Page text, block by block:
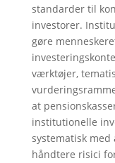
standarder til
investorer.
gøre
værktøjer,
at
institutionelle
systematisk
håndtere risici